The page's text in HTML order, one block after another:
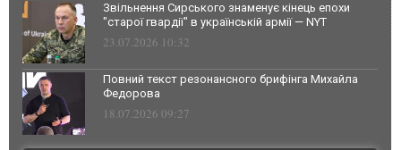
Звільнення Сирського знаменує кінець епохи
"старої гвардії" в українській армії — NYT
23.07.2026 10:32
Повний текст резонансного брифінга Михайла
Федорова
18.07.2026 09:27